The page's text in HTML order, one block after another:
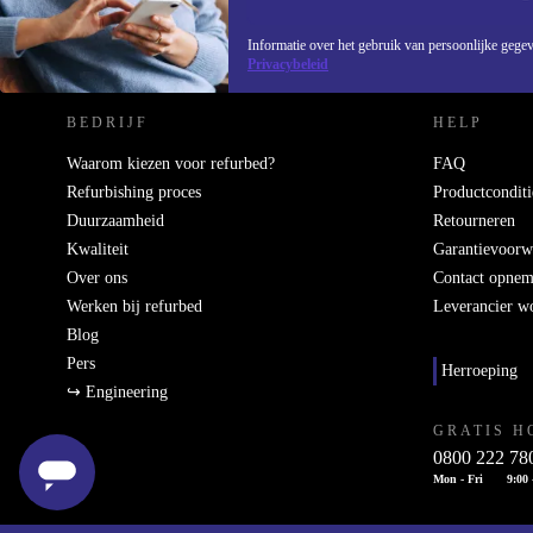
Informatie over het gebruik van persoonlijke
Privacybeleid
REFURBED NEDERLAND - RETHINK NEW.
BEDRIJF
Waarom kiezen voor refurbed?
Refurbishing proces
Duurzaamheid
Kwaliteit
Over ons
Werken bij refurbed
Blog
Pers
↪ Engineering
HELP
FAQ
Retourneren
Contact
Leverancier
Herroeping
GRATIS
0800 222
Mon - Fri 9:00